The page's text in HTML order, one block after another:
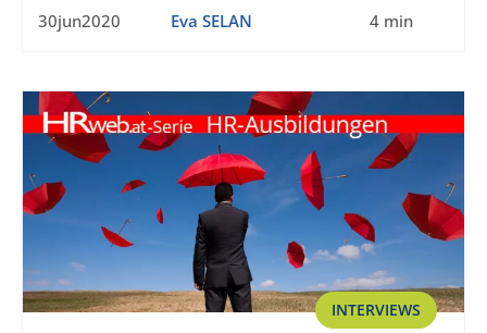
30jun2020 Eva SELAN 4 min
INTERVIEWS